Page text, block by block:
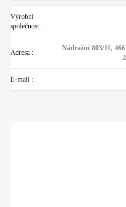
Výrobní
společnost :
Adresa :
Nádražní 803/11,
E-mail :